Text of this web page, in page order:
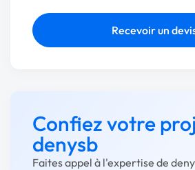
Recevoir un
Confiez votre
denysb
Faites appel à l'expertise de